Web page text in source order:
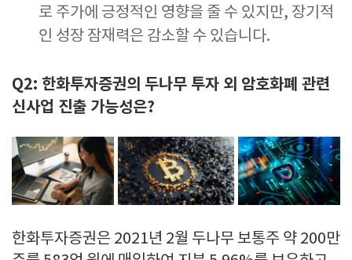
로 주가에 긍정적인 영향을 줄 수 있지만, 장기적
인 성장 잠재력은 감소할 수 있습니다.
Q2: 한화투자증권의 두나무 투자 외 암호화폐 관련
신사업 진출 가능성은?
한화투자증권은 2021년 2월 두나무 보통주 약 200만